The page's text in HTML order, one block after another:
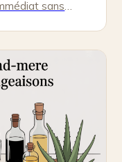
sans